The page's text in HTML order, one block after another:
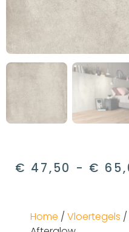
€ 47,50 - €
Home / Vloertegels /